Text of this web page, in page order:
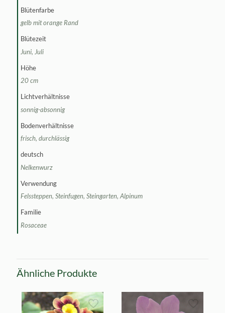
Blütenfarbe
gelb mit orange Rand
Blütezeit
Juni, Juli
Höhe
20 cm
Lichtverhältnisse
sonnig-absonnig
Bodenverhältnisse
frisch, durchlässig
deutsch
Nelkenwurz
Verwendung
Felssteppen, Steinfugen, Steingarten, Alpinum
Familie
Rosaceae
Ähnliche Produkte